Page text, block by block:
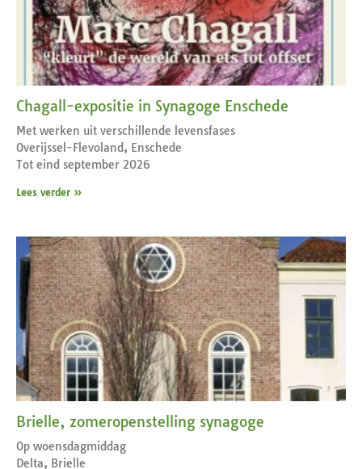
Chagall-expositie in Synagoge Enschede
Met werken uit verschillende levensfases
Overijssel-Flevoland, Enschede
Tot eind september 2026
Lees verder »
Brielle, zomeropenstelling synagoge
Op woensdagmiddag
Delta, Brielle